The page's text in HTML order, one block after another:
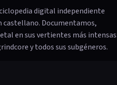
digital independiente
castellano. Documentamos,
en sus vertientes más
y todos sus subgéneros.